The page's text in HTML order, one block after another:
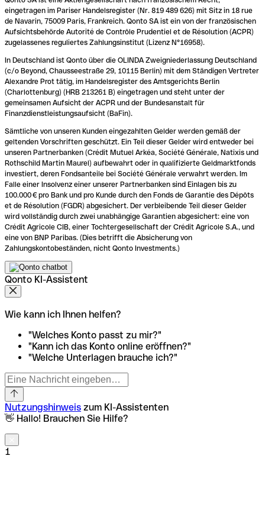
eingetragen im Pariser Handelsregister (Nr. 819 489 626) mit Sitz in 18 rue
de Navarin, 75009 Paris, Frankreich. Qonto SA ist ein von der französischen
Aufsichtsbehörde Autorité de Contrôle Prudentiel et de Résolution (ACPR)
zugelassenes reguliertes Zahlungsinstitut (Lizenz N°16958).
In Deutschland ist Qonto über die OLINDA Zweigniederlassung Deutschland
(c/o Beyond, Chausseestraße 29, 10115 Berlin) mit dem Ständigen Vertreter
Alexandre Prot tätig, im Handelsregister des Amtsgerichts Berlin
(Charlottenburg) (HRB 213261 B) eingetragen und steht unter der
gemeinsamen Aufsicht der ACPR und der Bundesanstalt für
Finanzdienstleistungsaufsicht (BaFin).
Sämtliche von unseren Kunden eingezahlten Gelder werden gemäß der
geltenden Vorschriften geschützt. Ein Teil dieser Gelder wird entweder bei
unseren Partnerbanken (Crédit Mutuel Arkéa, Société Générale, Natixis und
Rothschild Martin Maurel) aufbewahrt oder in qualifizierte Geldmarktfonds
investiert, deren Fondsanteile bei Société Générale verwahrt werden. Im
Falle einer Insolvenz einer unserer Partnerbanken sind Einlagen bis zu
100.000 € pro Bank und pro Kunde durch den Fonds de Garantie des Dépôts
et de Résolution (FGDR) abgesichert. Der verbleibende Teil dieser Gelder
wird vollständig durch zwei unabhängige Garantien abgesichert: eine von
Crédit Agricole CIB, einer Tochtergesellschaft der Crédit Agricole S.A., und
eine von BNP Paribas. (Dies betrifft die Absicherung von
Zahlungskontobeständen, nicht Qonto Investments.)
Qonto KI-Assistent
Wie kann ich Ihnen helfen?
"Welches Konto passt zu mir?"
"Kann ich das Konto online eröffnen?"
"Welche Unterlagen brauche ich?"
Nutzungshinweis zum KI-Assistenten
👋 Hallo! Brauchen Sie Hilfe?
1